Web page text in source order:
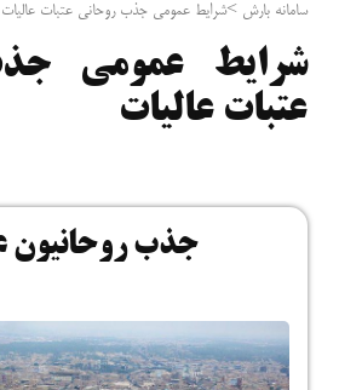
سامانه بارش >شرایط عمومی جذب روحانی عتبات عالیات
شرایط عمومی
عتبات عالیات
جذب روحانیون